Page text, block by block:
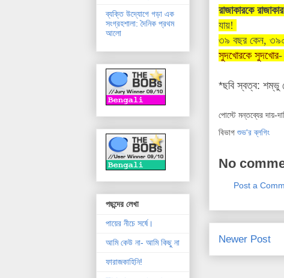
রাজাকারকে
যায়!
৩৯ বছর কেন,
সুদখোরকে সুদখোর-
*ছবি স্বত্ব:
পোস্টে মন্তব্যের দায়-
বিভাগ শুভ'র ব্লগিং
No
Post a
Newer Post
ব্যক্তি উদ্যোগে গড়া এক
সংগ্রহশালা: দৈনিক প্রথম
আলো
পছন্দের লেখা
পায়ের নীচে সর্ষে।
আমি কেউ না- আমি কিছু না
ফারাজকাহিনি!